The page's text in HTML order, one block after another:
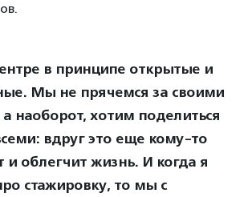
в принципе открытые и
Мы не прячемся за своими
наоборот, хотим поделиться
вдруг это еще кому-то
и облегчит жизнь. И когда я
стажировку, то мы с